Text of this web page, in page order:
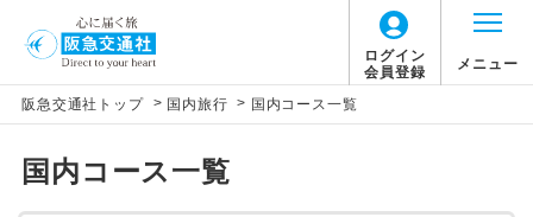
ログイン
会員登録
メニュー
阪急交通社トップ > 国内旅行 > 国内コース一覧
国内コース一覧